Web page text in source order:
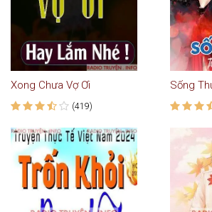
Xong Chưa Vợ Ơi
(419)